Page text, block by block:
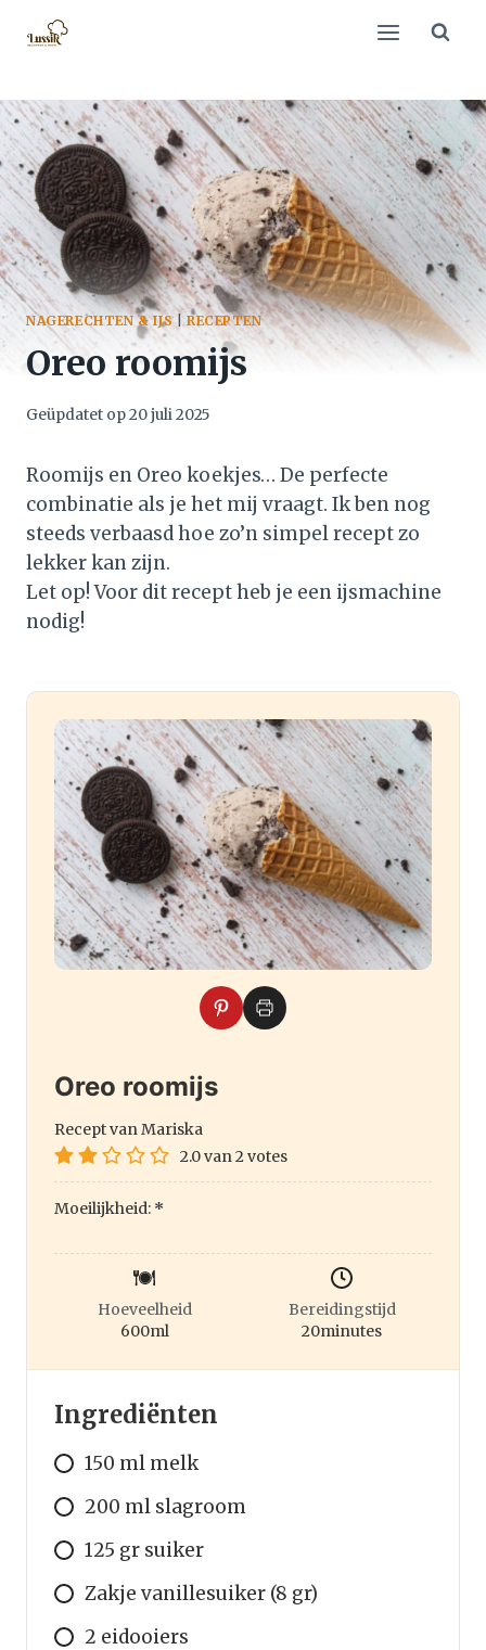
naar
NAGERECHTEN & IJS| RECEPTEN
Oreo roomijs
Geüpdatet op20 juli 2025
Roomijs en Oreo koekjes… De perfecte
combinatie als je het mij vraagt. Ik ben nog
steeds verbaasd hoe zo’n simpel recept zo
lekker kan zijn.
Let op! Voor dit recept heb je een ijsmachine
nodig!
Oreo roomijs
Recept van Mariska
2.0van2votes
Moeilijkheid: *
Hoeveelheid
600ml
Bereidingstijd
20minutes
Ingrediënten
150 ml melk
200 ml slagroom
125 gr suiker
Zakje vanillesuiker (8 gr)
2 eidooiers